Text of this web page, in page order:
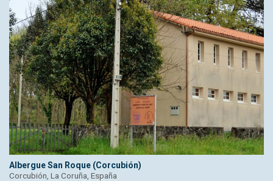
Albergue San Roque (Corcubión)
Corcubión, La Coruña, España